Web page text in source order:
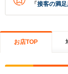
「 接客の満
お店TOP